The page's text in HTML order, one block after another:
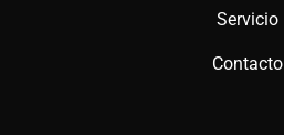
Servicio
Contacto